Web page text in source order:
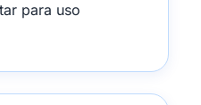
para uso